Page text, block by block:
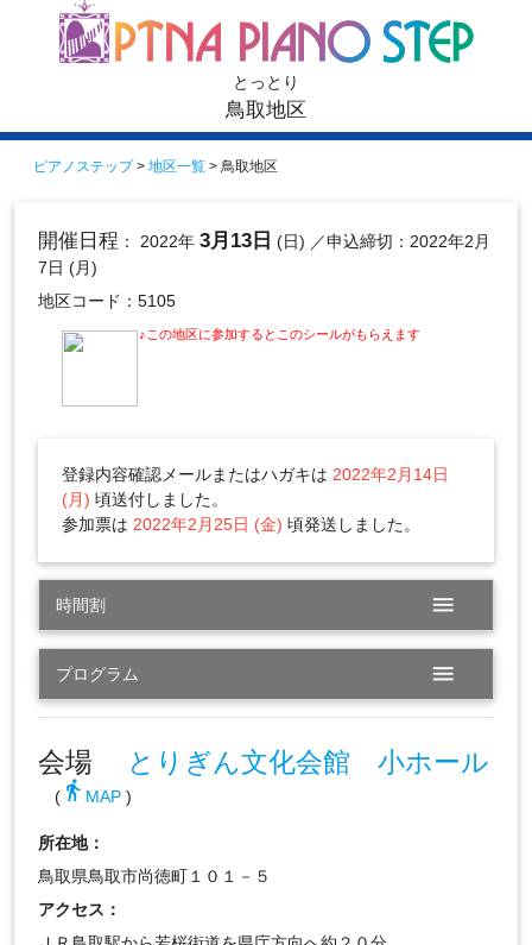
とっとり
鳥取地区
ピアノステップ> 地区一覧 > 鳥取地区
開催日程 ： 2022年 3月13日 (日) ／申込締切：2022年2月
7日 (月)
地区コード：5105
♪この地区に参加するとこのシールがもらえます
登録内容確認メールまたはハガキは 2022年2月14日
(月) 頃送付しました。
参加票は 2022年2月25日 (金) 頃発送しました。
時間割 menu
プログラム menu
会場 とりぎん文化会館 小ホール
(directions_walk MAP)
所在地：
鳥取県鳥取市尚徳町１０１－５
アクセス：